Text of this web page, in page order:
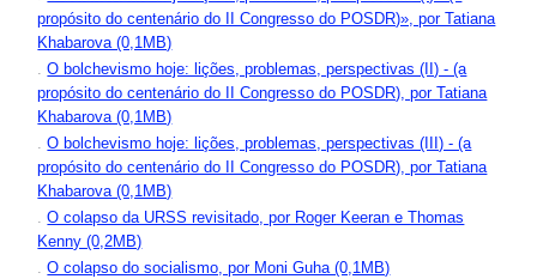
propósito do centenário do II Congresso do POSDR)», por Tatiana
Khabarova (0,1MB)
.O bolchevismo hoje: lições, problemas, perspectivas (II) - (a
propósito do centenário do II Congresso do POSDR), por Tatiana
Khabarova (0,1MB)
.O bolchevismo hoje: lições, problemas, perspectivas (III) - (a
propósito do centenário do II Congresso do POSDR), por Tatiana
Khabarova (0,1MB)
.O colapso da URSS revisitado, por Roger Keeran e Thomas
Kenny (0,2MB)
.O colapso do socialismo, por Moni Guha (0,1MB)